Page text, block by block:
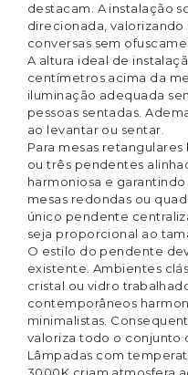
destacam. A instalação
direcionada ,
conversas sem
A altura ideal de
centímetros acima da
iluminação adequada
pessoas sentadas.
ao levantar ou sentar.
Para mesas
ou três pendentes
harmoniosa e
mesas redondas ou
único pendente
seja proporcional ao
O estilo do pendente
existente. Ambientes
cristal ou vidro
contemporâneos
minimalistas.
valoriza todo o conjunto
Lâmpadas com